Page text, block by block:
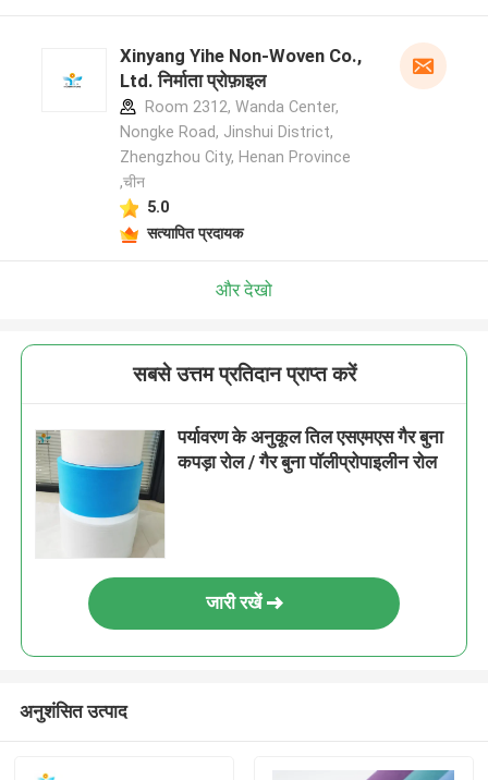
Xinyang Yihe Non-Woven Co.,
Ltd. निर्माता प्रोफ़ाइल
Room 2312, Wanda Center,
Nongke Road, Jinshui District,
Zhengzhou City, Henan Province
,चीन
5.0
सत्यापित प्रदायक
और देखो
सबसे उत्तम प्रतिदान प्राप्त करें
पर्यावरण के अनुकूल तिल एसएमएस गैर बुना
कपड़ा रोल / गैर बुना पॉलीप्रोपाइलीन रोल
जारी रखें
अनुशंसित उत्पाद